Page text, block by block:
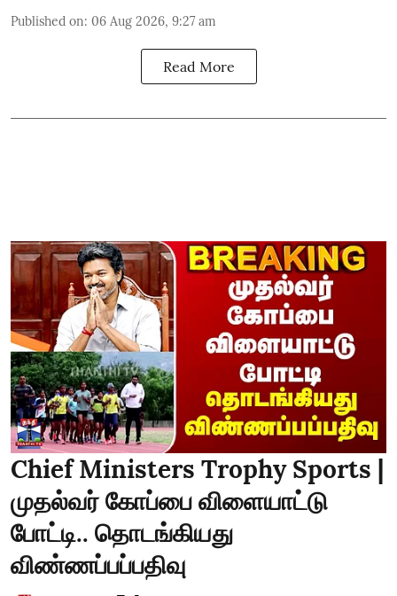
Published on: 06 Aug 2026, 9:27 am
Read More
Chief Ministers Trophy Sports |
முதல்வர் கோப்பை விளையாட்டு
போட்டி.. தொடங்கியது
விண்ணப்பப்பதிவு